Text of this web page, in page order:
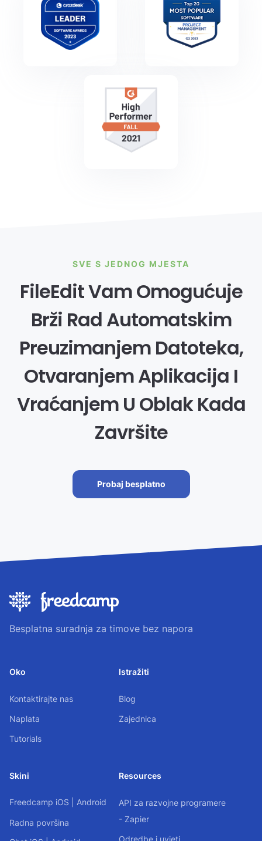
SVE S JEDNOG MJESTA
FileEdit Vam Omogućuje
Brži Rad Automatskim
Preuzimanjem Datoteka,
Otvaranjem Aplikacija I
Vraćanjem U Oblak Kada
Završite
Probaj besplatno
Besplatna suradnja za timove bez napora
Oko
Kontaktirajte nas
Naplata
Tutorials
Istražiti
Blog
Zajednica
Skini
Freedcamp iOS Android
Radna površina
Resources
API za razvojne programere
- Zapier